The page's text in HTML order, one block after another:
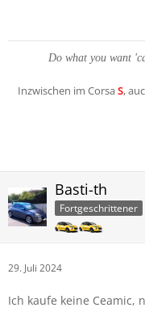
Do what you want
Inzwischen im CorsaS,
Basti-th
Fortgeschrittener
29. Juli 2024
Ich kaufe keine Ceamic,